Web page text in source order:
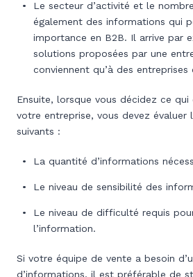
Le secteur d’activité et le
également des informations qui
importance en B2B. Il arrive par
solutions proposées par une
conviennent qu’à des entreprises
Ensuite, lorsque vous décidez ce
votre entreprise, vous devez évaluer
suivants :
La quantité d’informations
Le niveau de sensibilité des
Le niveau de difficulté requis
l’information.
Si votre équipe de vente a besoin
d’informations, il est préférable de